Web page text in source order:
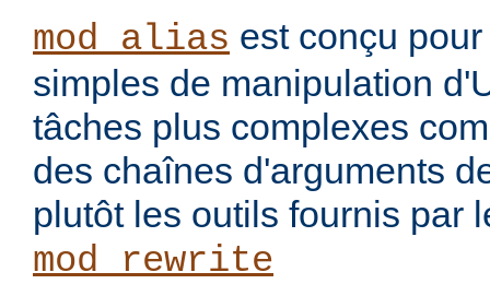
mod_alias est conçu
simples de manipulation
tâches plus complexes
des chaînes d'arguments
plutôt les outils fournis par
mod_rewrite